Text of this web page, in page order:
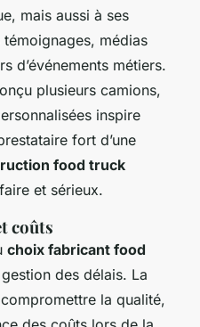
mais aussi à ses
médias
d’événements métiers.
plusieurs camions,
inspire
fort d’une
food truck
et sérieux.
coûts
choix fabricant food
des délais. La
la qualité,